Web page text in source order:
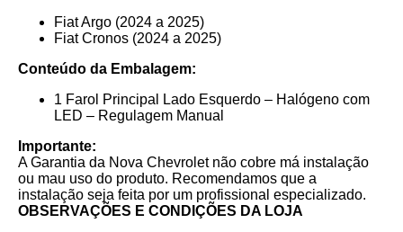
Fiat Argo (2024 a 2025)
Fiat Cronos (2024 a 2025)
Conteúdo da Embalagem:
1 Farol Principal Lado Esquerdo – Halógeno com
LED – Regulagem Manual
Importante:
A Garantia da Nova Chevrolet não cobre má instalação
ou mau uso do produto. Recomendamos que a
instalação seja feita por um profissional especializado.
OBSERVAÇÕES E CONDIÇÕES DA LOJA